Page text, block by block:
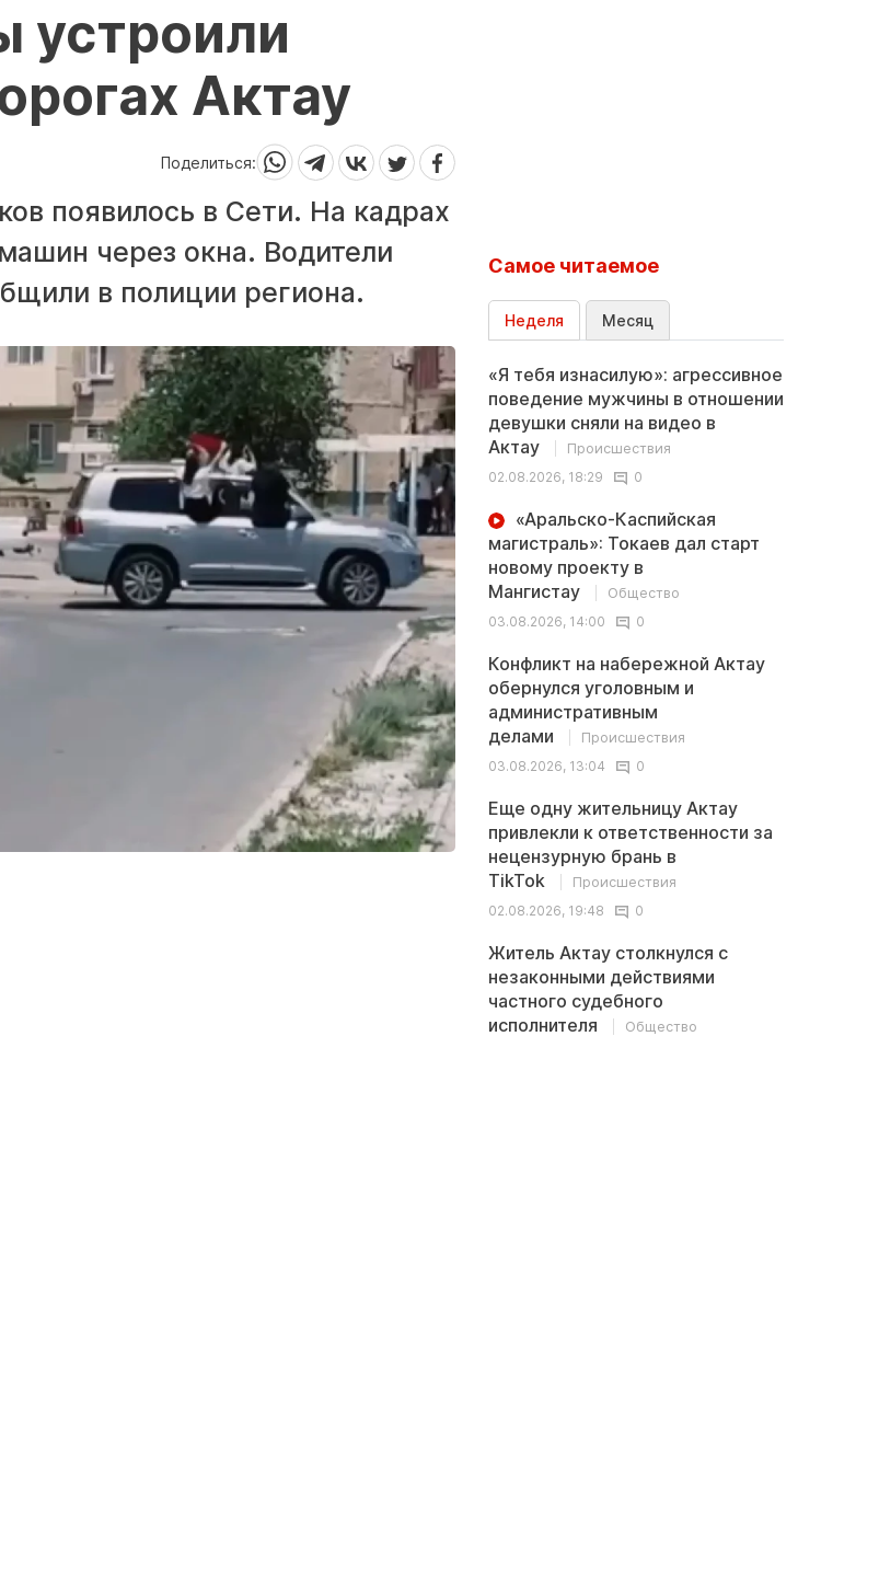
устроили
Актау
Поделиться:
появилось в Сети. На кадрах
через окна. Водители
в полиции региона.
Самое читаемое
Неделя Месяц
«Я тебя изнасилую»: агрессивное
поведение мужчины в отношении
девушки сняли на видео в
Актау
Происшествия
02.08.2026, 18:29
0
«Аральско-Каспийская
магистраль»: Токаев дал старт
новому проекту в
Мангистау
Общество
03.08.2026, 14:00
0
Конфликт на набережной Актау
обернулся уголовным и
административным
делами
Происшествия
03.08.2026, 13:04
0
Еще одну жительницу Актау
привлекли к ответственности за
нецензурную брань в
TikTok
Происшествия
02.08.2026, 19:48
0
Житель Актау столкнулся с
незаконными действиями
частного судебного
исполнителя
Общество